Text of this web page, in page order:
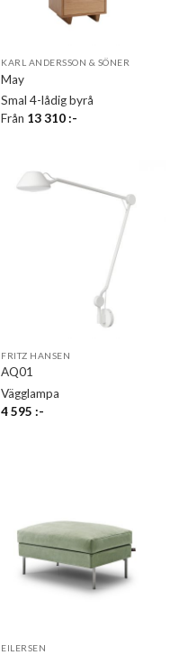
KARL ANDERSSON & SÖNER
May
Smal 4-lådig byrå
Från 13 310:-
FRITZ HANSEN
AQ01
Vägglampa
4 595:-
EILERSEN